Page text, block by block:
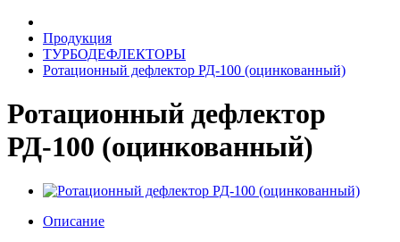
Продукция
ТУРБОДЕФЛЕКТОРЫ
Ротационный дефлектор РД-100 (оцинкованный)
Ротационный дефлектор
РД-100 (оцинкованный)
Описание